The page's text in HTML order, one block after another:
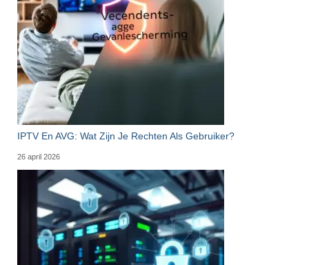
IPTV En AVG: Wat Zijn Je Rechten Als Gebruiker?
26 april 2026